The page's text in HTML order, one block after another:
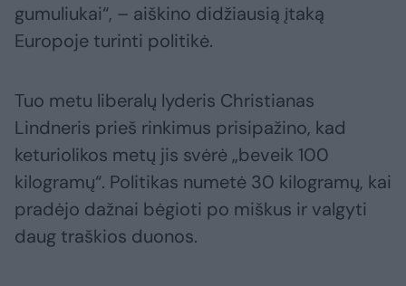
gumuliukai“, – aiškino didžiausią įtaką
Europoje turinti politikė.
Tuo metu liberalų lyderis Christianas
Lindneris prieš rinkimus prisipažino, kad
keturiolikos metų jis svėrė „beveik 100
kilogramų“. Politikas numetė 30 kilogramų, kai
pradėjo dažnai bėgioti po miškus ir valgyti
daug traškios duonos.